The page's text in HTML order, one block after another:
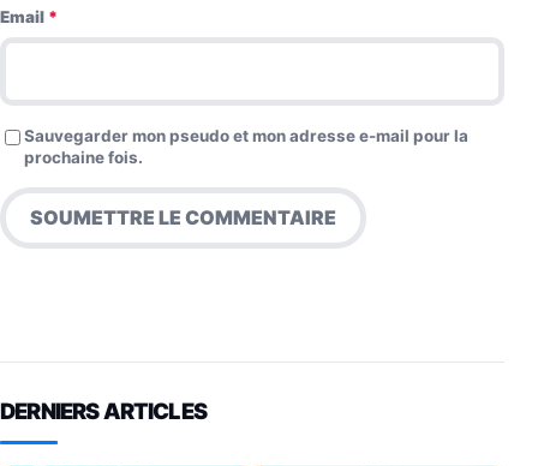
Email *
Sauvegarder mon pseudo et mon adresse e-mail pour la
prochaine fois.
DERNIERS ARTICLES